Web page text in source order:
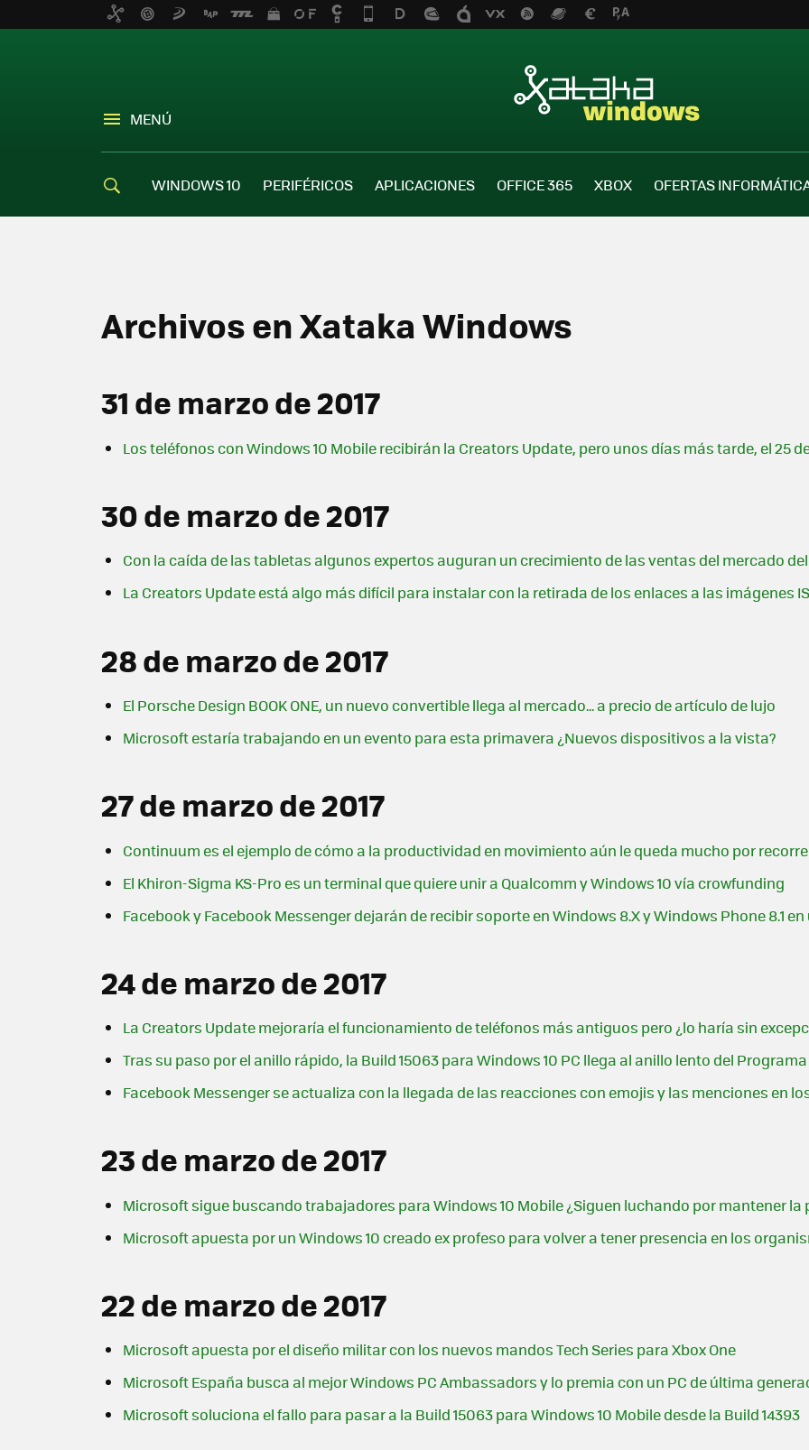
MENÚ
WINDOWS 10 PERIFÉRICOS APLICACIONES OFFICE 365 XBOX OFERTAS
Archivos en Xataka Windows
31 de marzo de 2017
Los teléfonos con Windows 10 Mobile recibirán la Creators Update, pero unos días más tarde, el 25
30 de marzo de 2017
Con la caída de las tabletas algunos expertos auguran un crecimiento de las ventas del mercado del
La Creators Update está algo más difícil para instalar con la retirada de los enlaces a las imágenes
28 de marzo de 2017
El Porsche Design BOOK ONE, un nuevo convertible llega al mercado... a precio de artículo de lujo
Microsoft estaría trabajando en un evento para esta primavera ¿Nuevos dispositivos a la vista?
27 de marzo de 2017
Continuum es el ejemplo de cómo a la productividad en movimiento aún le queda mucho por
El Khiron-Sigma KS-Pro es un terminal que quiere unir a Qualcomm y Windows 10 vía crowfunding
Facebook y Facebook Messenger dejarán de recibir soporte en Windows 8.X y Windows Phone 8.1
24 de marzo de 2017
La Creators Update mejoraría el funcionamiento de teléfonos más antiguos pero ¿lo haría sin
Tras su paso por el anillo rápido, la Build 15063 para Windows 10 PC llega al anillo lento del
Facebook Messenger se actualiza con la llegada de las reacciones con emojis y las menciones en
23 de marzo de 2017
Microsoft sigue buscando trabajadores para Windows 10 Mobile ¿Siguen luchando por mantener la
Microsoft apuesta por un Windows 10 creado ex profeso para volver a tener presencia en los
22 de marzo de 2017
Microsoft apuesta por el diseño militar con los nuevos mandos Tech Series para Xbox One
Microsoft España busca al mejor Windows PC Ambassadors y lo premia con un PC de última
Microsoft soluciona el fallo para pasar a la Build 15063 para Windows 10 Mobile desde la Build 14393